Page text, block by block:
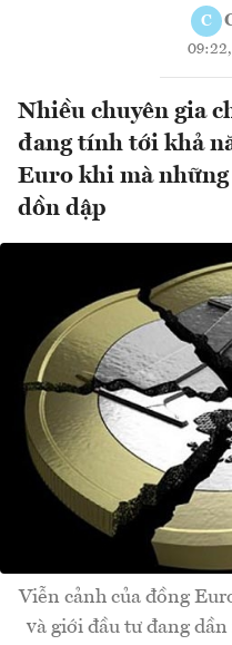
C
Nhiều chuyên gia
đang tính tới khả
Euro khi mà những
dồn dập
Viễn cảnh của đồng
và giới đầu tư đang